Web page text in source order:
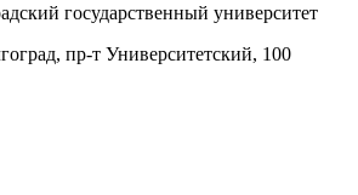
государственный университет
пр-т Университетский, 100